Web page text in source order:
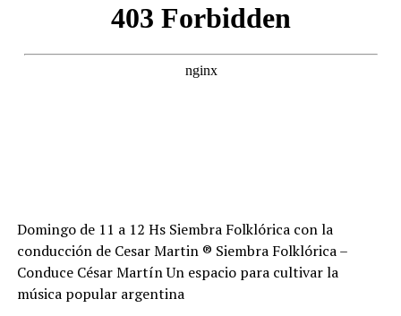
Domingo de 11 a 12 Hs Siembra Folklórica con la
conducción de Cesar Martin ® Siembra Folklórica –
Conduce César Martín Un espacio para cultivar la
música popular argentina